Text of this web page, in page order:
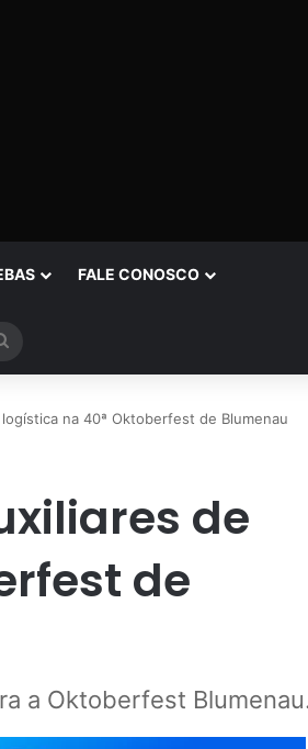
FALE CONOSCO
por
na 40ª Oktoberfest de Blumenau
de
de
a Oktoberfest